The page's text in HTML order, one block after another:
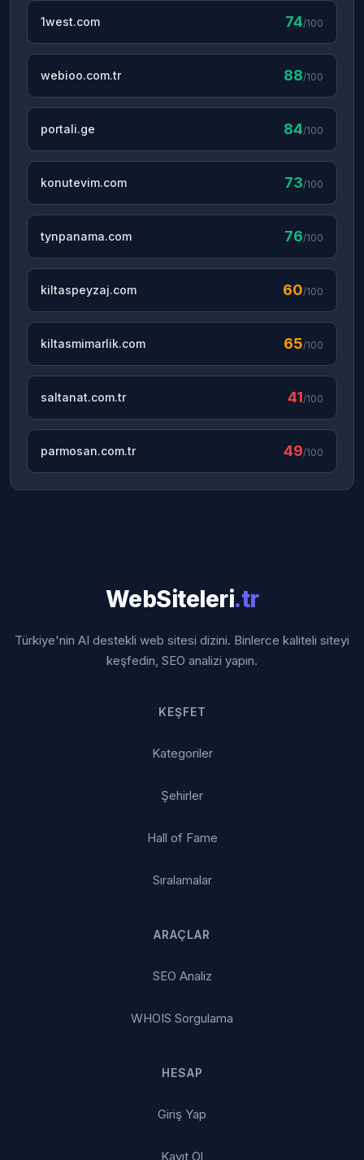
1west.com 74/100
webioo.com.tr 88/100
portali.ge 84/100
konutevim.com 73/100
tynpanama.com 76/100
kiltaspeyzaj.com 60/100
kiltasmimarlik.com 65/100
saltanat.com.tr 41/100
parmosan.com.tr 49/100
WebSiteleri.tr
Türkiye'nin AI destekli web sitesi dizini. Binlerce kaliteli siteyi
keşfedin, SEO analizi yapın.
KEŞFET
Kategoriler
Şehirler
Hall of Fame
Sıralamalar
ARAÇLAR
SEO Analiz
WHOIS Sorgulama
HESAP
Giriş Yap
Kayıt Ol